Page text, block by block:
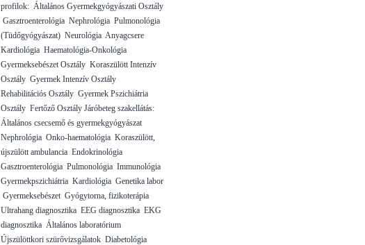
profilok:  Általános Gyermekgyógyászati Osztály
 Gasztroenterológia  Nephrológia  Pulmonológia
(Tüdőgyógyászat)  Neurológia  Anyagcsere 
Kardiológia  Haematológia-Onkológia 
Gyermeksebészet Osztály  Koraszülött Intenzív
Osztály  Gyermek Intenzív Osztály 
Rehabilitációs Osztály  Gyermek Pszichiátria
Osztály  Fertőző Osztály Járóbeteg szakellátás: 
Általános csecsemő és gyermekgyógyászat 
Nephrológia  Onko-haematológia  Koraszülött,
újszülött ambulancia  Endokrinológia 
Gasztroenterológia  Pulmonológia  Immunológia 
Gyermekpszichiátria  Kardiológia  Genetika labor
 Gyermeksebészet  Gyógytorna, fizikoterápia 
Ultrahang diagnosztika  EEG diagnosztika  EKG
diagnosztika  Általános laboratórium 
Újszülöttkori szürővizsgálatok  Diabetológia 